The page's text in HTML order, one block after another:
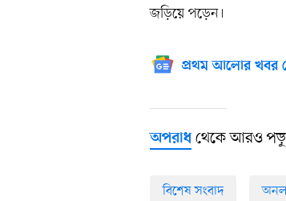
জড়িয়ে পড়েন।
প্রথম আলোর খবর
অপরাধথেকে আরও
বিশেষ সংবাদ